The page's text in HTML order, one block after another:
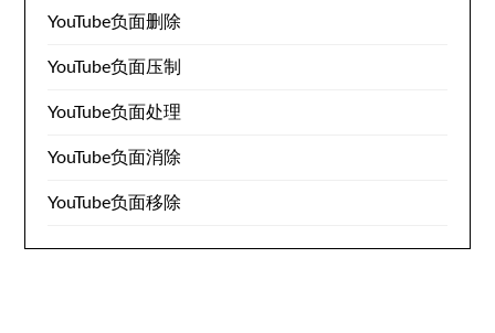
YouTube负面删除
YouTube负面压制
YouTube负面处理
YouTube负面消除
YouTube负面移除